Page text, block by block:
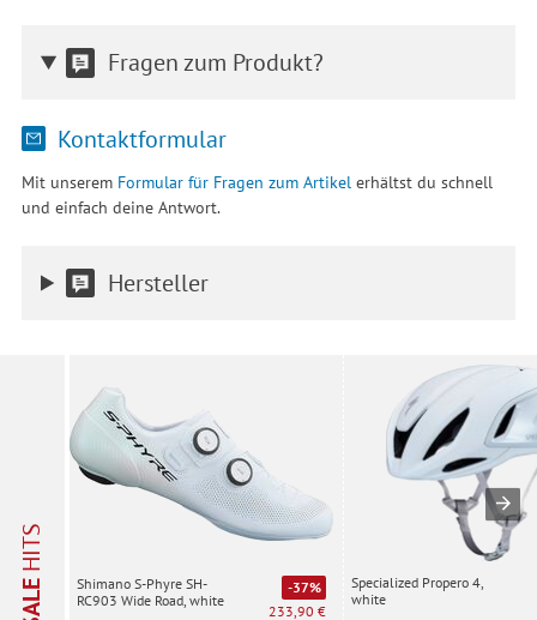
Fragen zum Produkt?
Kontaktformular
Mit unserem Formular für Fragen zum Artikelerhältst du schnell
und einfach deine Antwort.
Hersteller
SALE
HITS
Shimano S-Phyre SH-
RC903 Wide Road, white
-37%
233,90 €
Specialized Propero 4,
white